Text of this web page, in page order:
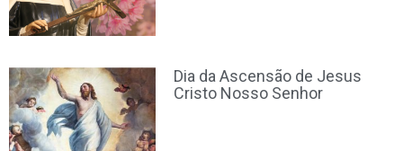
Dia da Ascensão de Jesus
Cristo Nosso Senhor